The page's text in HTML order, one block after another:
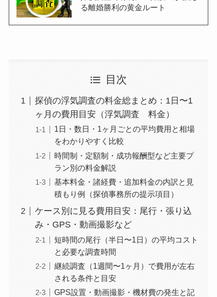
る離婚勝利の黄金ルート
目次
探偵の浮気調査の料金総まとめ：1日〜1
ヶ月の費用目安（浮気調査 料金）
1日・数日・1ヶ月ごとの平均費用と相場
をわかりやすく比較
時間制・定額制・成功報酬型など主要プ
ラン別の料金解説
基本料金・諸経費・追加料金の内訳と見
積もり例（探偵事務所の提示項目）
ケース別に見る費用目安：尾行・張り込
み・GPS・動画撮影など
短時間の尾行（半日〜1日）の平均コスト
と必要な調査時間
継続調査（1週間〜1ヶ月）で費用が左右
される条件と目安
GPS設置・動画撮影・機材費の発生と記